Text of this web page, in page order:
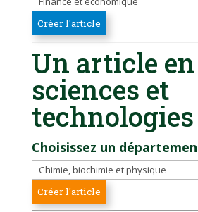
Un article en
sciences et
technologies
Choisissez un